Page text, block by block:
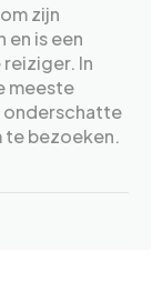
zijn
is een
In
meeste
onderschatte
te bezoeken.